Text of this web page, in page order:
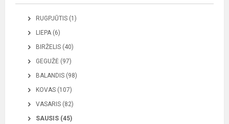
RUGPJŪTIS (1)
LIEPA (6)
BIRŽELIS (40)
GEGUŽĖ (97)
BALANDIS (98)
KOVAS (107)
VASARIS (82)
SAUSIS (45)